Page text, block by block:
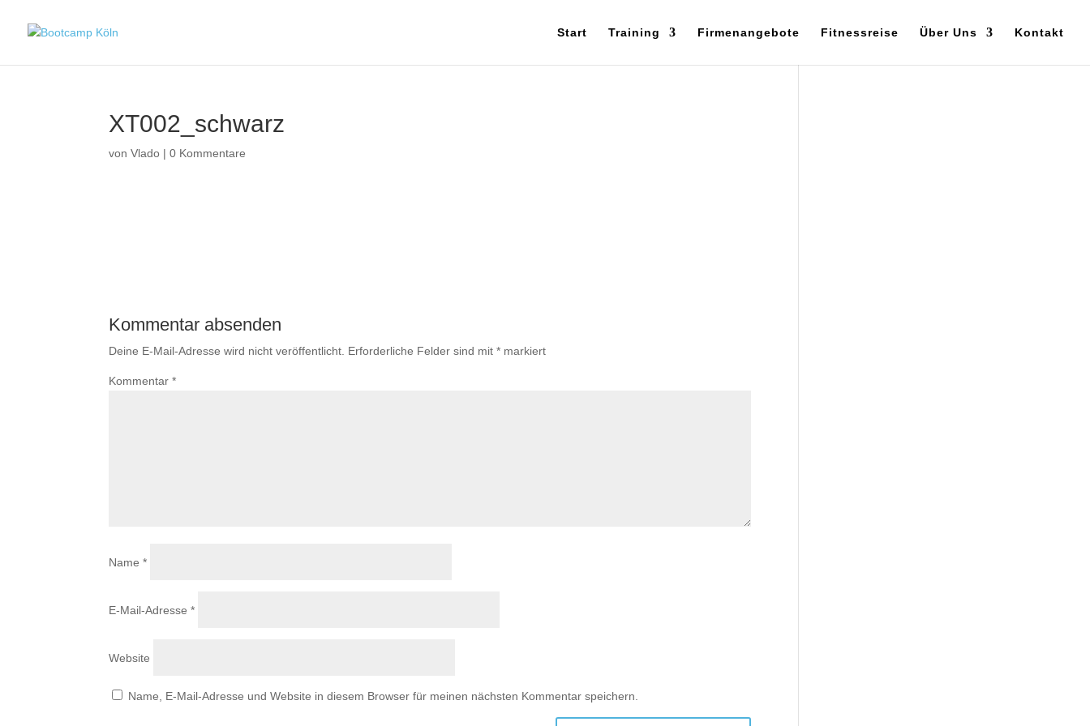
Start Training Firmenangebote Fitnessreise Über Uns Kontakt
XT002_schwarz
vonVlado |0 Kommentare
Kommentar absenden
Deine E-Mail-Adresse wird nicht veröffentlicht. Erforderliche Felder sind mit* markiert
Kommentar*
Name*
E-Mail-Adresse*
Website
Name, E-Mail-Adresse und Website in diesem Browser für meinen nächsten Kommentar speichern.